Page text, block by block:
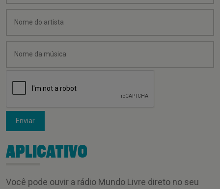
Enviar
APLICATIVO
Você pode ouvir a rádio Mundo Livre direto no seu